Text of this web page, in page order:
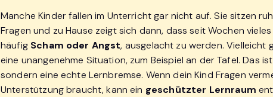
Manche Kinder fallen im Unterricht gar nicht auf. Sie sitzen
Fragen und zu Hause zeigt sich dann, dass seit Wochen
häufig Scham oder Angst, ausgelacht zu werden. Vielleicht
eine unangenehme Situation, zum Beispiel an der Tafel. Das
sondern eine echte Lernbremse. Wenn dein Kind Fragen
Unterstützung braucht, kann ein geschützter Lernraum